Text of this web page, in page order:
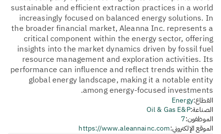
sustainable and efficient extraction practices in a world
increasingly focused on balanced energy solutions. In
the broader financial market, Aleanna Inc. represents a
critical component within the energy sector, offering
insights into the market dynamics driven by fossil fuel
resource management and exploration activities. Its
performance can influence and reflect trends within the
global energy landscape, making it a notable entity
among energy-focused investments.
القطاع:Energy
الصناعة:Oil & Gas E&P
الموظفون:7
الموقع الإلكتروني:https://www.aleannainc.com